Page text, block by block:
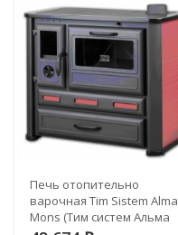
Печь отопительно
варочная Tim Sistem Alma
Mons (Тим систем Альма